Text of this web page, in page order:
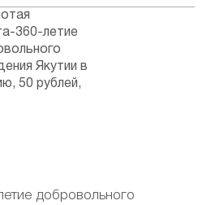
добровольного